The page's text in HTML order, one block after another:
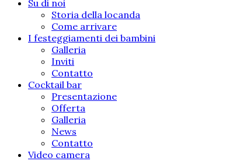
Su di noi
Storia della locanda
Come arrivare
I festeggiamenti dei bambini
Galleria
Inviti
Contatto
Cocktail bar
Presentazione
Offerta
Galleria
News
Contatto
Video camera